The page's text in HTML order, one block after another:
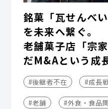
銘菓「瓦せんべ
を未来へ繋ぐ。
老舗菓子店「宗
だM&Aという成
#後継者不在 #成長
#老舗 #外食・食品